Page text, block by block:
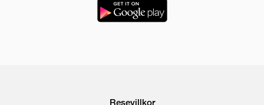
Resevillkor